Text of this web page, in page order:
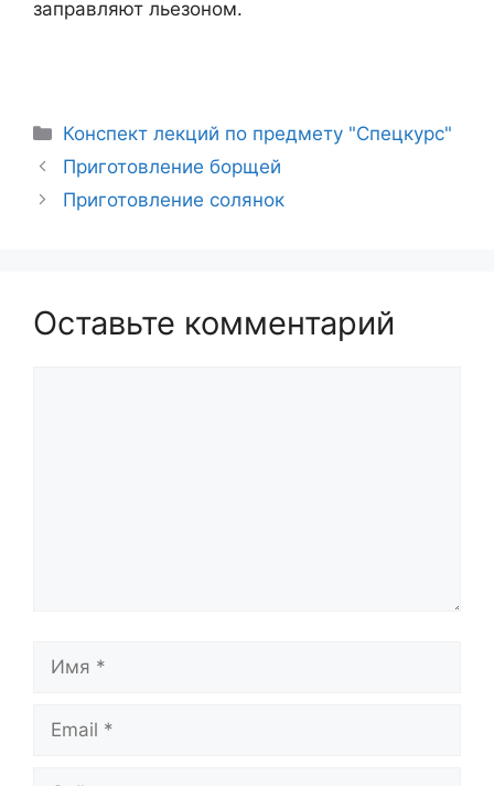
заправляют льезоном.
Рубрики
Конспект лекций по предмету "Спецкурс"
Навигация
записи
Приготовление борщей
Приготовление солянок
Оставьте комментарий